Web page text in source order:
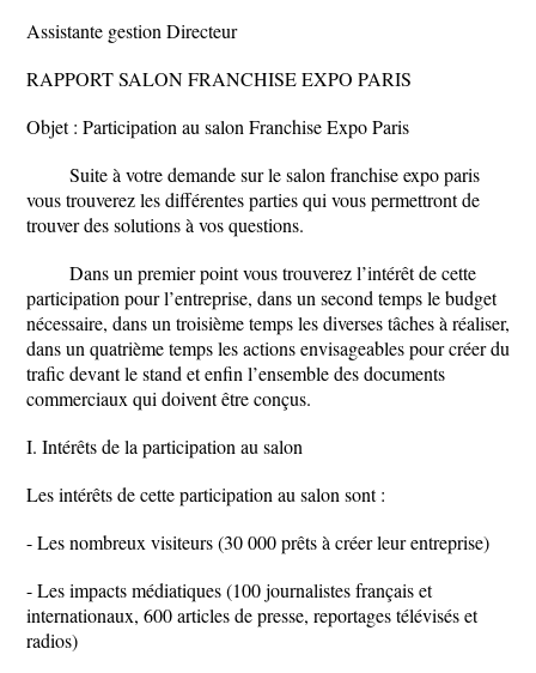
Assistante gestion Directeur
RAPPORT SALON FRANCHISE EXPO PARIS
Objet : Participation au salon Franchise Expo Paris
Suite à votre demande sur le salon franchise expo paris
vous trouverez les différentes parties qui vous permettront de
trouver des solutions à vos questions.
Dans un premier point vous trouverez l’intérêt de cette
participation pour l’entreprise, dans un second temps le budget
nécessaire, dans un troisième temps les diverses tâches à réaliser,
dans un quatrième temps les actions envisageables pour créer du
trafic devant le stand et enfin l’ensemble des documents
commerciaux qui doivent être conçus.
I. Intérêts de la participation au salon
Les intérêts de cette participation au salon sont :
- Les nombreux visiteurs (30 000 prêts à créer leur entreprise)
- Les impacts médiatiques (100 journalistes français et
internationaux, 600 articles de presse, reportages télévisés et
radios)